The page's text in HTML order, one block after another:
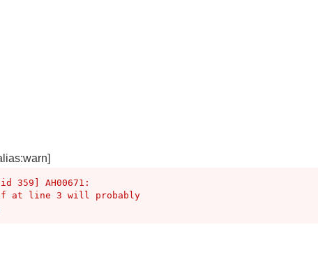
359] AH00671:
at line 3 will probably